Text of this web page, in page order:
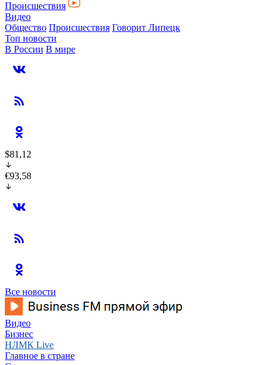
Происшествия
Видео
Общество Происшествия Говорит Липецк
Топ новости
В России В мире
$81,12
€93,58
Все новости
Видео
Бизнес
НЛМК Live
Главное в стране